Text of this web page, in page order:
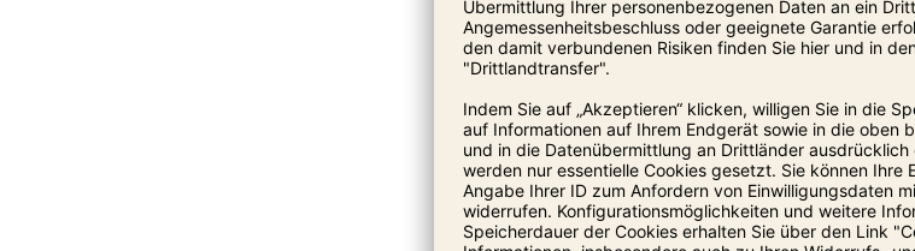
Nudelschneider für PN 100 / Pasta Bella / EMMA
370,00 €*